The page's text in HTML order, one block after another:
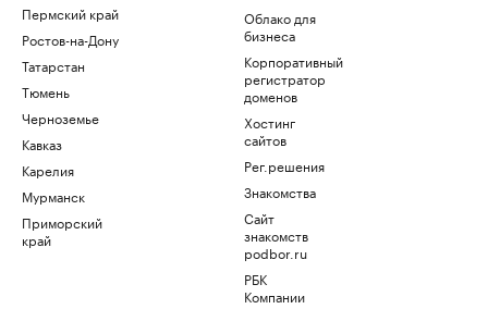
Пермский край
Ростов-на-Дону
Татарстан
Тюмень
Черноземье
Кавказ
Карелия
Мурманск
Приморский
край
Облако для
бизнеса
Корпоративный
регистратор
доменов
Хостинг
сайтов
Рег.решения
Знакомства
Сайт
знакомств
podbor.ru
РБК
Компании